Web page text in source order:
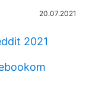
20.07.2021
2021